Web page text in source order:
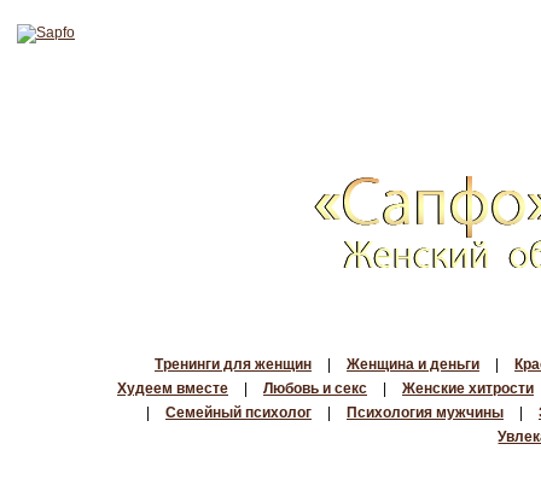
Тренинги для женщин Женщина и деньги
Худеем вместе
Любовь и секс
Женские хитрости
Семейный психолог Психология мужчины